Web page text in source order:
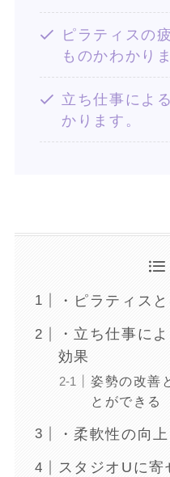
ピラティスの
ものかわかり
立ち仕事によ
かります。
・ピラティスと
・立ち仕事に
効果
姿勢の改善
とができる
・柔軟性の向
スタジオUに寄